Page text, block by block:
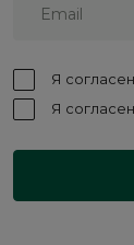
Я
Я